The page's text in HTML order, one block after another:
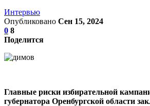
Интервью
Опубликовано Сен 15, 2024
0 8
Поделится
Главные риски избирательной
губернатора Оренбургской области